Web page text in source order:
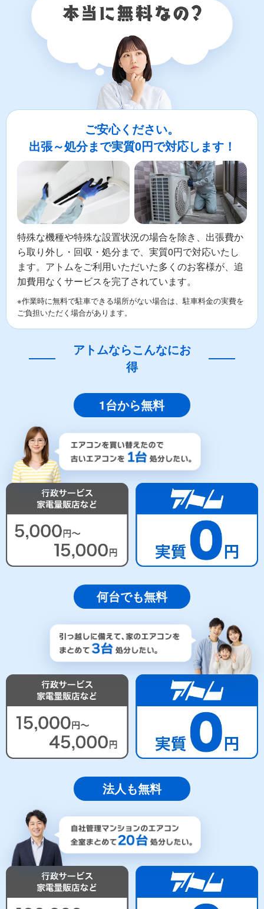
ご安心ください。
出張～処分まで実質0円で対応します！
特殊な機種や特殊な設置状況の場合を除き、出張費か
ら取り外し・回収・処分まで、実質0円で対応いたし
ます。アトムをご利用いただいた多くのお客様が、追
加費用なくサービスを完了されています。
※作業時に無料で駐車できる場所がない場合は、駐車料金の実費を
ご負担いただく場合があります。
アトムならこんなにお
得
1台から無料
何台でも無料
法人も無料